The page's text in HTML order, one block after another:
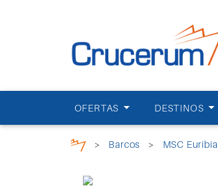
OFERTAS DESTINOS
> Barcos > MSC Euribia